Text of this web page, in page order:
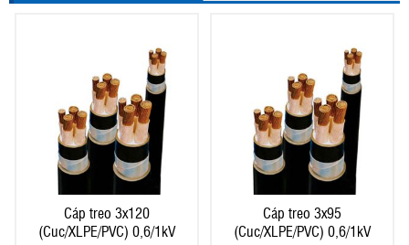
Cáp treo 3x120
(Cuc/XLPE/PVC) 0,6/1kV
Cáp treo 3x95
(Cuc/XLPE/PVC) 0,6/1kV